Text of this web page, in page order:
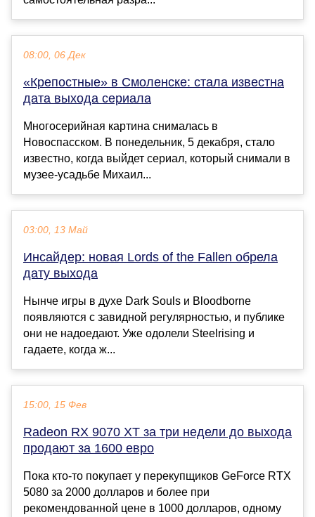
08:00, 06 Дек
«Крепостные» в Смоленске: стала известна
дата выхода сериала
Многосерийная картина снималась в
Новоспасском. В понедельник, 5 декабря, стало
известно, когда выйдет сериал, который снимали в
музее-усадьбе Михаил...
03:00, 13 Май
Инсайдер: новая Lords of the Fallen обрела
дату выхода
Нынче игры в духе Dark Souls и Bloodborne
появляются с завидной регулярностью, и публике
они не надоедают. Уже одолели Steelrising и
гадаете, когда ж...
15:00, 15 Фев
Radeon RX 9070 XT за три недели до выхода
продают за 1600 евро
Пока кто-то покупает у перекупщиков GeForce RTX
5080 за 2000 долларов и более при
рекомендованной цене в 1000 долларов, одному